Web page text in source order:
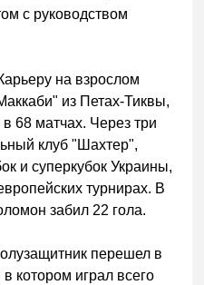
с руководством
на взрослом
из Петах-Тиквы,
68 матчах. Через три
клуб "Шахтер",
и суперкубок Украины,
турнирах. В
забил 22 гола.
перешел в
котором играл всего